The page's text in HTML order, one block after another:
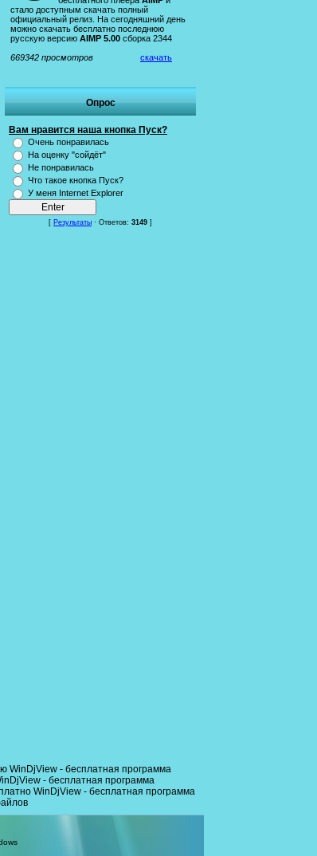
стало доступным скачать полный
официальный релиз. На сегодняшний день
можно скачать бесплатно последнюю
русскую версию AIMP 5.00 сборка 2344
669342 просмотров
скачать
Опрос
Вам нравится наша кнопка Пуск?
Очень понравилась
На оценку "сойдёт"
Не понравилась
Что такое кнопка Пуск?
У меня Internet Explorer
[ Результаты · Ответов: 3149 ]
WinDjView - бесплатная программа
- бесплатная программа
WinDjView - бесплатная программа